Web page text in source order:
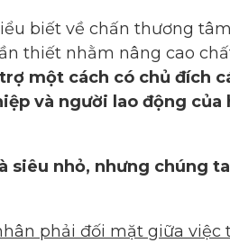
biết về chấn thương
thiết nhằm nâng cao
một cách có chủ đích
và người lao động của
siêu nhỏ, nhưng chúng ta
phải đối mặt giữa việc